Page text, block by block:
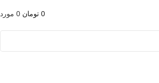
0 مورد 0 تومان